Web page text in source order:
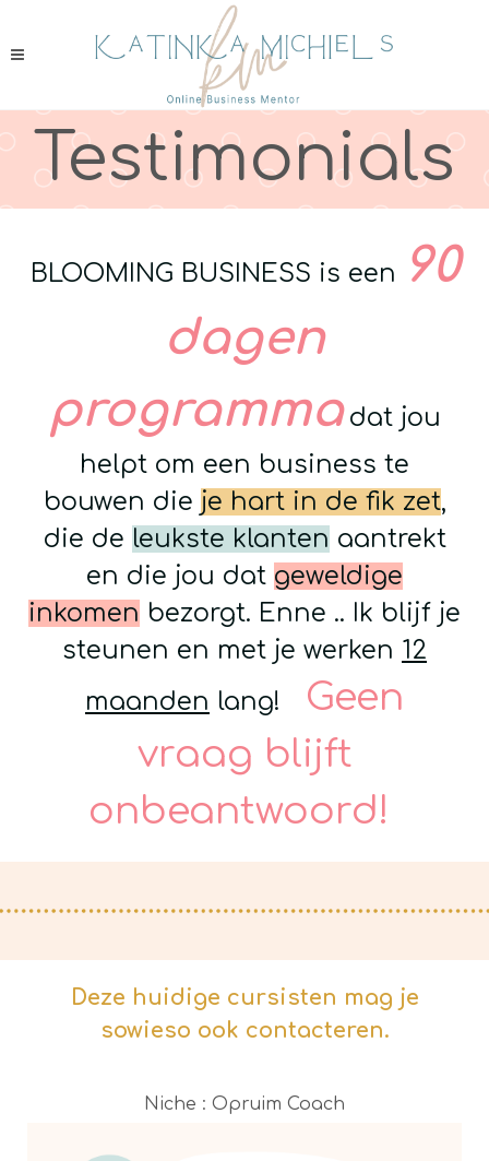
Testimonials
BLOOMING BUSINESS is een
90
dagen
programma dat jou
helpt om een business te
bouwen die je hart in de fik zet,
die de leukste klanten aantrekt
en die jou dat geweldige
inkomen bezorgt. Enne .. Ik blijf je
steunen en met je werken 12
maanden lang!
Geen
vraag blijft
onbeantwoord!
Deze huidige cursisten mag je
sowieso ook contacteren.
Niche : Opruim Coach